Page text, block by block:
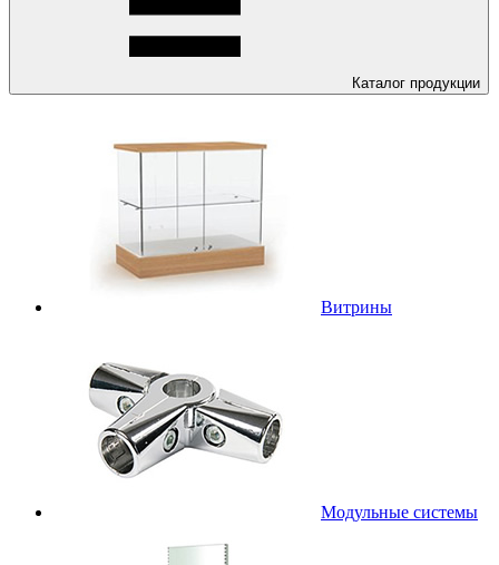
Каталог продукции
Витрины
Модульные системы